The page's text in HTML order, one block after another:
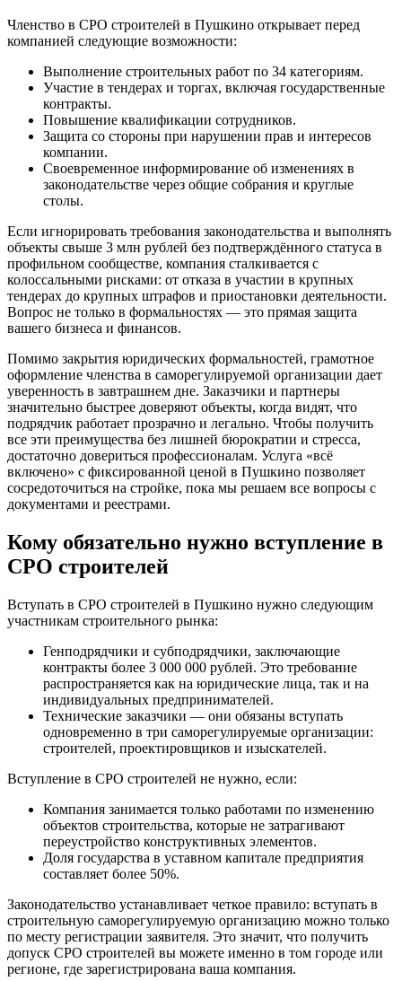
Членство в СРО строителей в Пушкино открывает перед
компанией следующие возможности:
Выполнение строительных работ по 34 категориям.
Участие в тендерах и торгах, включая государственные
контракты.
Повышение квалификации сотрудников.
Защита со стороны при нарушении прав и интересов
компании.
Своевременное информирование об изменениях в
законодательстве через общие собрания и круглые
столы.
Если игнорировать требования законодательства и выполнять
объекты свыше 3 млн рублей без подтверждённого статуса в
профильном сообществе, компания сталкивается с
колоссальными рисками: от отказа в участии в крупных
тендерах до крупных штрафов и приостановки деятельности.
Вопрос не только в формальностях — это прямая защита
вашего бизнеса и финансов.
Помимо закрытия юридических формальностей, грамотное
оформление членства в саморегулируемой организации дает
уверенность в завтрашнем дне. Заказчики и партнеры
значительно быстрее доверяют объекты, когда видят, что
подрядчик работает прозрачно и легально. Чтобы получить
все эти преимущества без лишней бюрократии и стресса,
достаточно довериться профессионалам. Услуга «всё
включено» с фиксированной ценой в Пушкино позволяет
сосредоточиться на стройке, пока мы решаем все вопросы с
документами и реестрами.
Кому обязательно нужно вступление в
СРО строителей
Вступать в СРО строителей в Пушкино нужно следующим
участникам строительного рынка:
Генподрядчики и субподрядчики, заключающие
контракты более 3 000 000 рублей. Это требование
распространяется как на юридические лица, так и на
индивидуальных предпринимателей.
Технические заказчики — они обязаны вступать
одновременно в три саморегулируемые организации:
строителей, проектировщиков и изыскателей.
Вступление в СРО строителей не нужно, если:
Компания занимается только работами по изменению
объектов строительства, которые не затрагивают
переустройство конструктивных элементов.
Доля государства в уставном капитале предприятия
составляет более 50%.
Законодательство устанавливает четкое правило: вступать в
строительную саморегулируемую организацию можно только
по месту регистрации заявителя. Это значит, что получить
допуск СРО строителей вы можете именно в том городе или
регионе, где зарегистрирована ваша компания.